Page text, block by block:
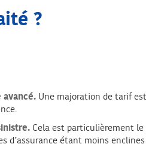
?
avancé. Une majoration de tarif
Cela est particulièrement le
d’assurance étant moins